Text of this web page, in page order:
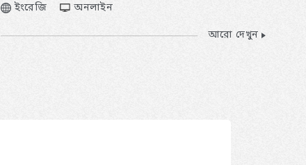
ইংরেজি অনলাইন
আরো দেখুন